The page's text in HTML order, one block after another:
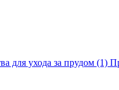
для ухода за прудом (1)